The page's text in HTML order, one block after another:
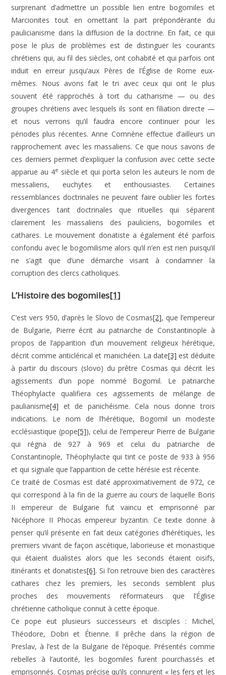
surprenant d’admettre un possible lien entre bogomiles et
Marcionites tout en omettant la part prépondérante du
paulicianisme dans la diffusion de la doctrine. En fait, ce qui
pose le plus de problèmes est de distinguer les courants
chrétiens qui, au fil des siècles, ont cohabité et qui parfois ont
induit en erreur jusqu’aux Pères de l’Église de Rome eux-
mêmes. Nous avons fait le tri avec ceux qui ont le plus
souvent été rapprochés à tort du catharisme — ou des
groupes chrétiens avec lesquels ils sont en filiation directe —
et nous verrons qu’il faudra encore continuer pour les
périodes plus récentes. Anne Comnène effectue d’ailleurs un
rapprochement avec les massaliens. Ce que nous savons de
ces derniers permet d’expliquer la confusion avec cette secte
apparue au 4e siècle et qui porta selon les auteurs le nom de
messaliens, euchytes et enthousiastes. Certaines
ressemblances doctrinales ne peuvent faire oublier les fortes
divergences tant doctrinales que rituelles qui séparent
clairement les massaliens des pauliciens, bogomiles et
cathares. Le mouvement donatiste a également été parfois
confondu avec le bogomilisme alors qu’il n’en est rien puisqu’il
ne s’agit que d’une démarche visant à condamner la
corruption des clercs catholiques.
L’Histoire des bogomiles[1]
C’est vers 950, d’après le Slovo de Cosmas[2], que l’empereur
de Bulgarie, Pierre écrit au patriarche de Constantinople à
propos de l’apparition d’un mouvement religieux hérétique,
décrit comme anticlérical et manichéen. La date[3] est déduite
à partir du discours (slovo) du prêtre Cosmas qui décrit les
agissements d’un pope nommé Bogomil. Le patriarche
Théophylacte qualifiera ces agissements de mélange de
paulianisme[4] et de panichéisme. Cela nous donne trois
indications. Le nom de l’hérétique, Bogomil un modeste
ecclésiastique (pope[5]), celui de l’empereur Pierre de Bulgarie
qui régna de 927 à 969 et celui du patriarche de
Constantinople, Théophylacte qui tint ce poste de 933 à 956
et qui signale que l’apparition de cette hérésie est récente.
Ce traité de Cosmas est daté approximativement de 972, ce
qui correspond à la fin de la guerre au cours de laquelle Boris
II empereur de Bulgarie fut vaincu et emprisonné par
Nicéphore II Phocas empereur byzantin. Ce texte donne à
penser qu’il présente en fait deux catégories d’hérétiques, les
premiers vivant de façon ascétique, laborieuse et monastique
qui étaient dualistes alors que les seconds étaient oisifs,
itinérants et donatistes[6]. Si l’on retrouve bien des caractères
cathares chez les premiers, les seconds semblent plus
proches des mouvements réformateurs que l’Église
chrétienne catholique connut à cette époque.
Ce pope eut plusieurs successeurs et disciples : Michel,
Théodore, Dobri et Étienne. Il prêche dans la région de
Preslav, à l’est de la Bulgarie de l’époque. Présentés comme
rebelles à l’autorité, les bogomiles furent pourchassés et
emprisonnés. Cosmas précise qu’ils connurent « les fers et les